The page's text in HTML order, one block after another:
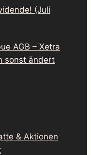
(Juli
AGB – Xetra
sonst ändert
& Aktionen